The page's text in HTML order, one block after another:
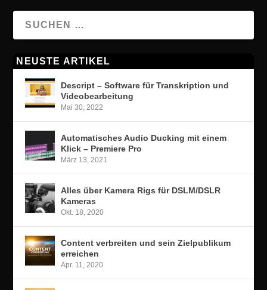
NEUSTE ARTIKEL
Descript – Software für Transkription und
Videobearbeitung
Mai 30, 2022
Automatisches Audio Ducking mit einem
Klick – Premiere Pro
März 13, 2021
Alles über Kamera Rigs für DSLM/DSLR
Kameras
Okt. 18, 2020
Content verbreiten und sein Zielpublikum
erreichen
Apr. 11, 2020